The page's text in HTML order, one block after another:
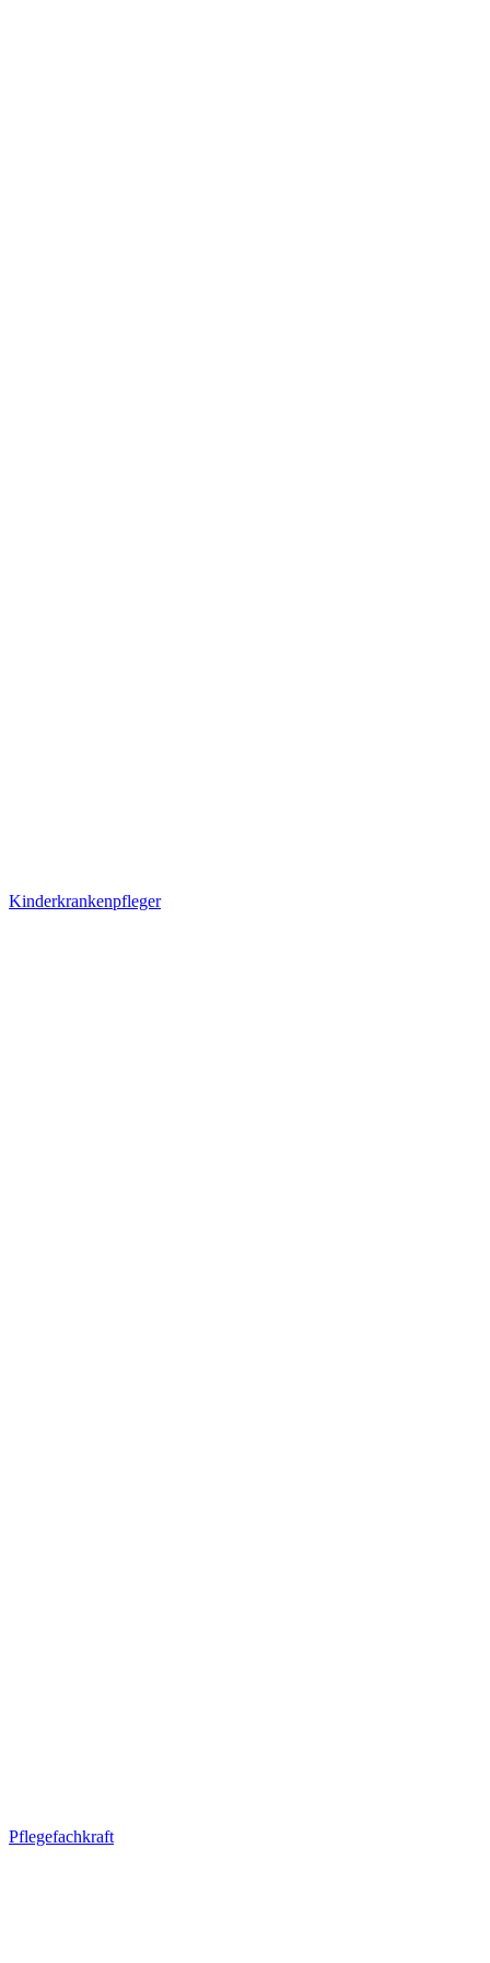
Kinderkrankenpfleger
Pflegefachkraft